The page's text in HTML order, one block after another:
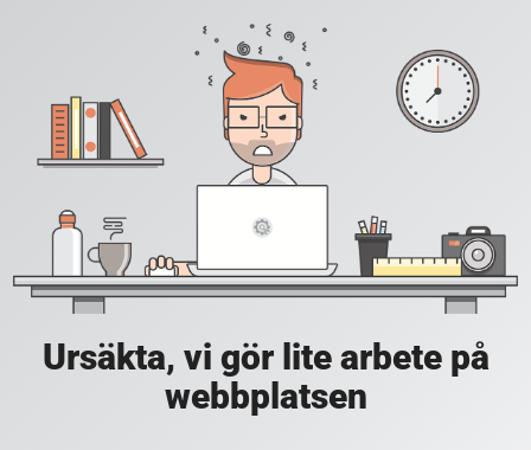
Ursäkta, vi gör lite arbete på
webbplatsen